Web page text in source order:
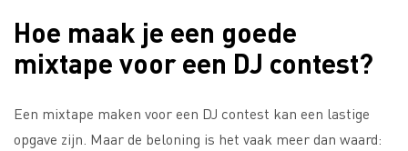
Hoe maak je een goede
mixtape voor een DJ contest?
Een mixtape maken voor een DJ contest kan een lastige
opgave zijn. Maar de beloning is het vaak meer dan waard: